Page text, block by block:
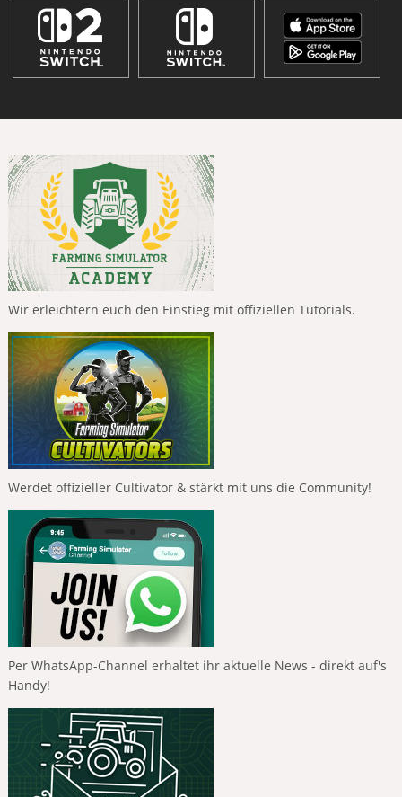
Wir erleichtern euch den Einstieg mit offiziellen Tutorials.
Werdet offizieller Cultivator & stärkt mit uns die Community!
Per WhatsApp-Channel erhaltet ihr aktuelle News - direkt auf's
Handy!